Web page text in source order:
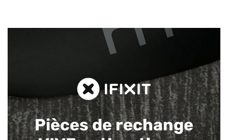
Pièces de rechange